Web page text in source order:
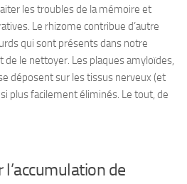
les troubles de la mémoire et
Le rhizome contribue d’autre
qui sont présents dans notre
de le nettoyer. Les plaques amyloïdes,
déposent sur les tissus nerveux (et
plus facilement éliminés. Le tout, de
de